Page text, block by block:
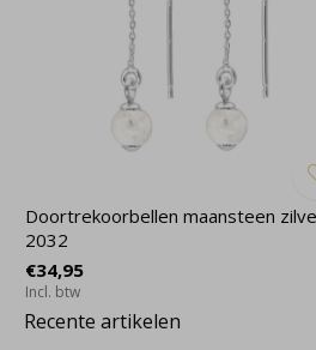
Doortrekoorbellen maansteen
2032
€34,95
Incl. btw
Recente artikelen